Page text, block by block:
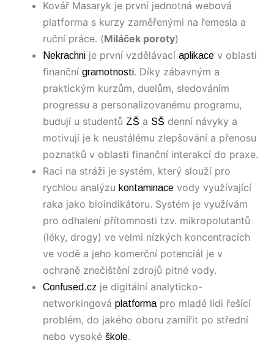
Kovář Masaryk je první jednotná webová
platforma s kurzy zaměřenými na řemesla a
ruční práce. (Miláček poroty)
Nekrachni je první vzdělávací aplikace v oblasti
finanční gramotnosti. Díky zábavným a
praktickým kurzům, duelům, sledováním
progressu a personalizovanému programu,
budují u studentů ZŠ a SŠ denní návyky a
motivují je k neustálému zlepšování a přenosu
poznatků v oblasti finanční interakcí do praxe.
Raci na stráži je systém, který slouží pro
rychlou analýzu kontaminace vody využívající
raka jako bioindikátoru. Systém je využívám
pro odhalení přítomnosti tzv. mikropolutantů
(léky, drogy) ve velmi nízkých koncentracích
ve vodě a jeho komerční potenciál je v
ochraně znečištění zdrojů pitné vody.
Confused.cz je digitální analyticko-
networkingová platforma pro mladé lidi řešící
problém, do jakého oboru zamířit po střední
nebo vysoké škole.